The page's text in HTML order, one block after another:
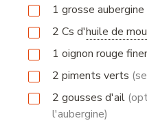
1 grosse aubergine
2 Cs d'huile de
1 oignon rouge
2 piments verts
2 gousses d'ail
l'aubergine)